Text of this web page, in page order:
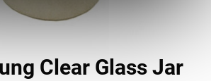
Clear Glass Jar